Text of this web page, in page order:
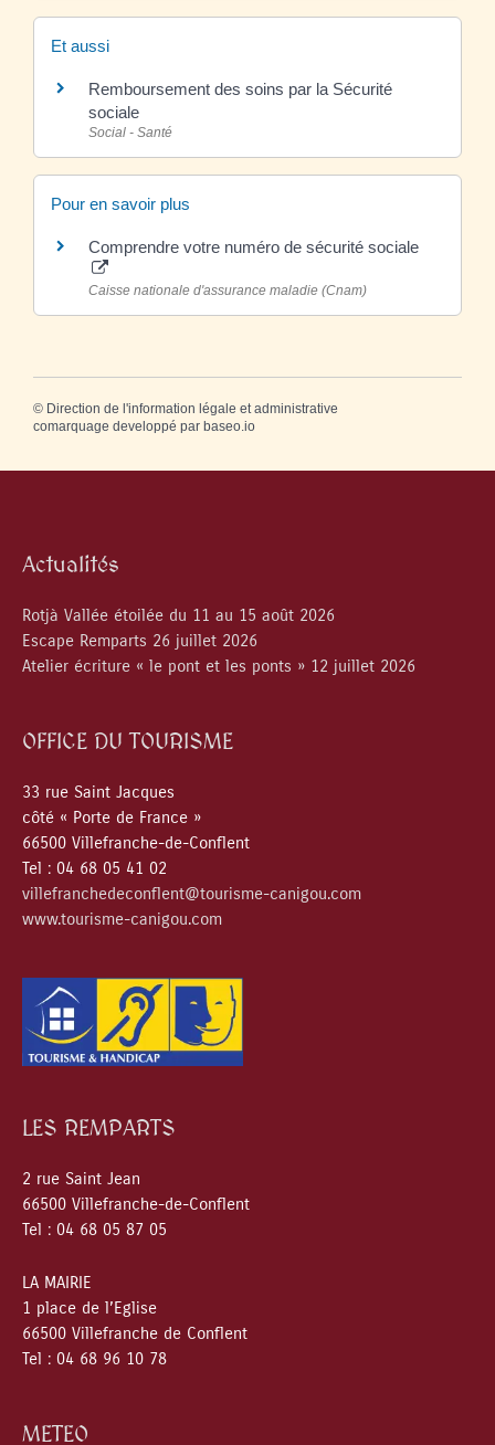
Et aussi
Remboursement des soins par la Sécurité
sociale
Social - Santé
Pour en savoir plus
Comprendre votre numéro de sécurité sociale
Caisse nationale d'assurance maladie (Cnam)
© Direction de l'information légale et administrative
comarquage developpé par baseo.io
Actualités
Rotjà Vallée étoilée du 11 au 15 août 2026
Escape Remparts 26 juillet 2026
Atelier écriture « le pont et les ponts » 12 juillet 2026
OFFICE DU TOURISME
33 rue Saint Jacques
côté « Porte de France »
66500 Villefranche-de-Conflent
Tel : 04 68 05 41 02
villefranchedeconflent@tourisme-canigou.com
www.tourisme-canigou.com
LES REMPARTS
2 rue Saint Jean
66500 Villefranche-de-Conflent
Tel : 04 68 05 87 05
LA MAIRIE
1 place de l’Eglise
66500 Villefranche de Conflent
Tel : 04 68 96 10 78
METEO